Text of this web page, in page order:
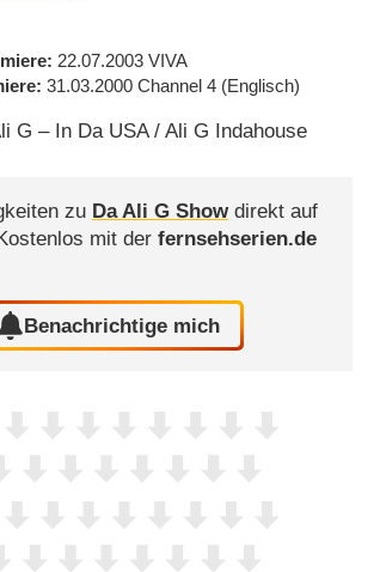
22.07.2003 VIVA
31.03.2000 Channel 4 (Englisch)
G – In Da USA / Ali G Indahouse
zu Da Ali G Showdirekt auf
mit der fernsehserien.de
Benachrichtige mich